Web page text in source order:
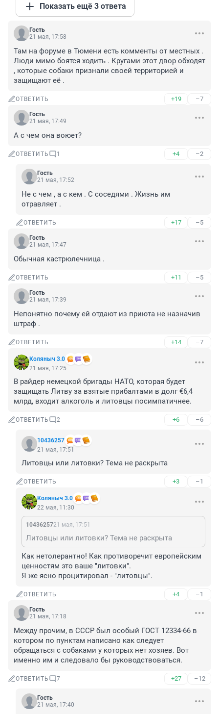
Показать ещё 3 ответа
Гость
21 мая, 17:58
Там на форуме в Тюмени есть комменты от местных .
Люди мимо боятся ходить . Кругами этот двор обходят
, которые собаки признали своей территорией и
защищают её .
ОТВЕТИТЬ +19 –7
Гость
21 мая, 17:49
А с чем она воюет?
ОТВЕТИТЬ 1 +4 –2
Гость
21 мая, 17:52
Не с чем , а с кем . С соседями . Жизнь им
отравляет .
ОТВЕТИТЬ +17 –5
Гость
21 мая, 17:47
Обычная кастрюлечница .
ОТВЕТИТЬ +11 –5
Гость
21 мая, 17:39
Непонятно почему ей отдают из приюта не назначив
штраф .
ОТВЕТИТЬ +14 –7
Коляныч 3.0
21 мая, 17:25
В райдер немецкой бригады НАТО, которая будет
защищать Литву за взятые прибалтами в долг €6,4
млрд, входит алкоголь и литовцы посимпатичнее.
ОТВЕТИТЬ 2 +6 –6
10436257
21 мая, 17:51
Литовцы или литовки? Тема не раскрыта
ОТВЕТИТЬ +3 –1
Коляныч 3.0
22 мая, 11:30
1043625721 мая, 17:51
Литовцы или литовки? Тема не раскрыта
Как нетолерантно! Как противоречит европейским
ценностям это ваше "литовки".
Я же ясно процитировал - "литовцы".
ОТВЕТИТЬ +4 –1
Гость
21 мая, 17:18
Между прочим, в СССР был особый ГОСТ 12334-66 в
котором по пунктам написано как следует
обращаться с собаками у которых нет хозяев. Вот
именно им и следовало бы руководствоваться.
ОТВЕТИТЬ 7 +27 –12
Гость
21 мая, 17:40